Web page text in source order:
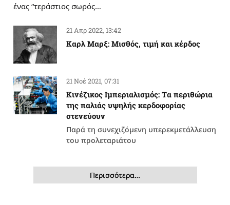
ένας “τεράστιος σωρός…
21 Απρ 2022, 13:42
Καρλ Μαρξ: Μισθός, τιμή και κέρδος
21 Νοέ 2021, 07:31
Κινέζικος Ιμπεριαλισμός: Tα περιθώρια
της παλιάς υψηλής κερδοφορίας
στενεύουν
Παρά τη συνεχιζόμενη υπερεκμετάλλευση
του προλεταριάτου
Περισσότερα…